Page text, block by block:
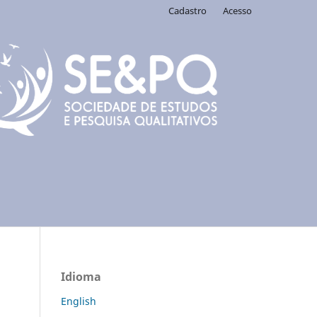
Cadastro Acesso
Idioma
English